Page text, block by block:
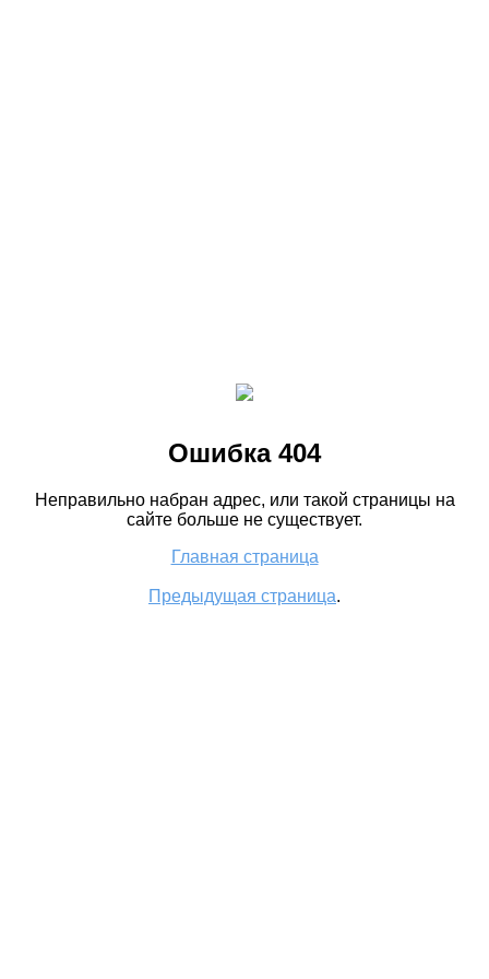
Ошибка 404
Неправильно набран адрес, или такой страницы на
сайте больше не существует.
Главная страница
Предыдущая страница.